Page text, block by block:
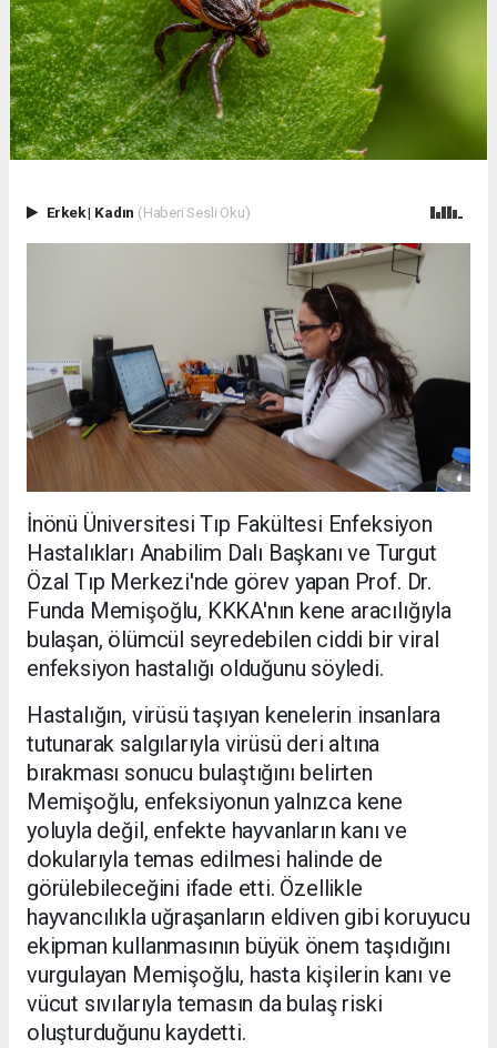
Erkek| Kadın (Haberi Sesli Oku)
İnönü Üniversitesi Tıp Fakültesi Enfeksiyon
Hastalıkları Anabilim Dalı Başkanı ve Turgut
Özal Tıp Merkezi'nde görev yapan Prof. Dr.
Funda Memişoğlu, KKKA'nın kene aracılığıyla
bulaşan, ölümcül seyredebilen ciddi bir viral
enfeksiyon hastalığı olduğunu söyledi.
Hastalığın, virüsü taşıyan kenelerin insanlara
tutunarak salgılarıyla virüsü deri altına
bırakması sonucu bulaştığını belirten
Memişoğlu, enfeksiyonun yalnızca kene
yoluyla değil, enfekte hayvanların kanı ve
dokularıyla temas edilmesi halinde de
görülebileceğini ifade etti. Özellikle
hayvancılıkla uğraşanların eldiven gibi koruyucu
ekipman kullanmasının büyük önem taşıdığını
vurgulayan Memişoğlu, hasta kişilerin kanı ve
vücut sıvılarıyla temasın da bulaş riski
oluşturduğunu kaydetti.